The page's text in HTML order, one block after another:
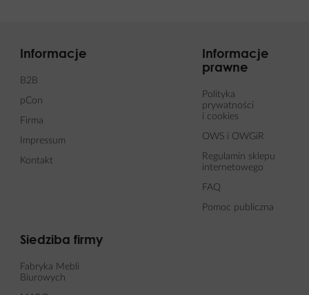
Informacje
B2B
pCon
Firma
Impressum
Kontakt
Informacje
prawne
Polityka
prywatności
i cookies
OWS i OWGiR
Regulamin sklepu
internetowego
FAQ
Pomoc publiczna
Siedziba firmy
Fabryka Mebli
Biurowych